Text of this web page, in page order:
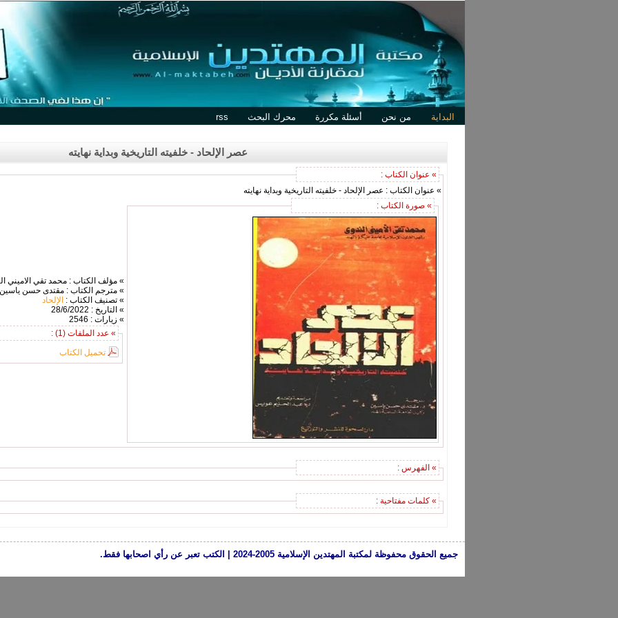
البداية من نحن أسئلة مكررة محرك البحث rss
عصر الإلحاد - خلفيته التاريخية وبداية نهايته
» عنوان الكتاب :
» عنوان الكتاب : عصر الإلحاد - خلفيته التاريخية وبداية نهايته
» صورة الكتاب :
» مؤلف الكتاب : محمد تقي الاميني
» مترجم الكتاب : مقتدى حسن ياسين
» تصنيف الكتاب : الإلحاد
» التاريخ : 28/6/2022
» زيارات : 2546
» عدد الملفات (1) :
تحميل الكتاب
» الفهرس :
» كلمات مفتاحية :
جميع الحقوق محفوظة لمكتبة المهتدين الإسلامية 2005-2024 | الكتب تعبر عن رأي اصحابها فقط.